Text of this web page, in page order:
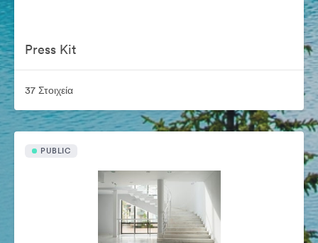
Press Kit
37 Στοιχεία
PUBLIC